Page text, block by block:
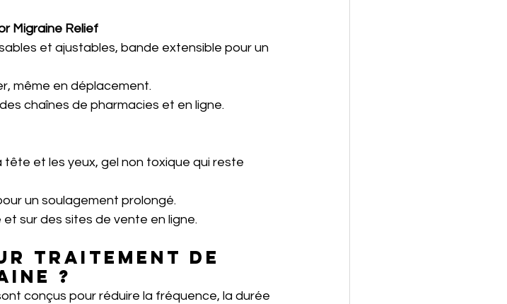
Migraine Relief
et ajustables, bande extensible pour un
même en déplacement.
chaînes de pharmacies et en ligne.
tête et les yeux, gel non toxique qui reste
un soulagement prolongé.
sur des sites de vente en ligne.
traitement de
?
conçus pour réduire la fréquence, la durée